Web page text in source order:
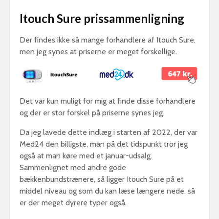
Itouch Sure prissammenligning
Der findes ikke så mange forhandlere af Itouch Sure,
men jeg synes at priserne er meget forskellige.
Det var kun muligt for mig at finde disse forhandlere
og der er stor forskel på priserne synes jeg.
Da jeg lavede dette indlæg i starten af 2022, der var
Med24 den billigste, man på det tidspunkt tror jeg
også at man køre med et januar-udsalg.
Sammenlignet med andre gode
bækkenbundstrænere, så ligger Itouch Sure på et
middel niveau og som du kan læse længere nede, så
er der meget dyrere typer også.